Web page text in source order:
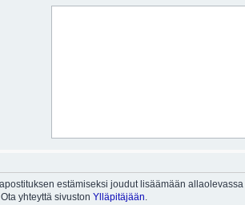
estämiseksi joudut lisäämään
yhteyttä sivuston Ylläpitäjään